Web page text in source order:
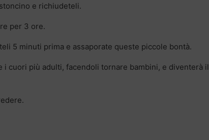
e richiudeteli.
per 3 ore.
5 minuti prima e assaporate queste piccole bontà.
i cuori più adulti, facendoli tornare bambini, e diventerà il